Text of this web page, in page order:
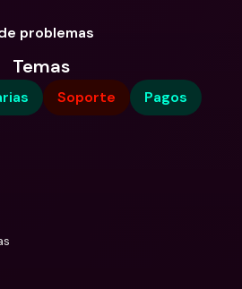
problemas
Temas
Soporte Pagos